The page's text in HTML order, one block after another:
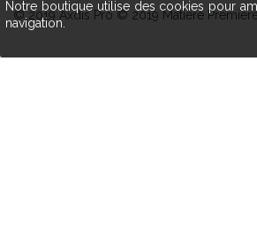
Notre boutique utilise des cookies pour
navigation.
© 2019 Axdis Pro © 2019 Matière